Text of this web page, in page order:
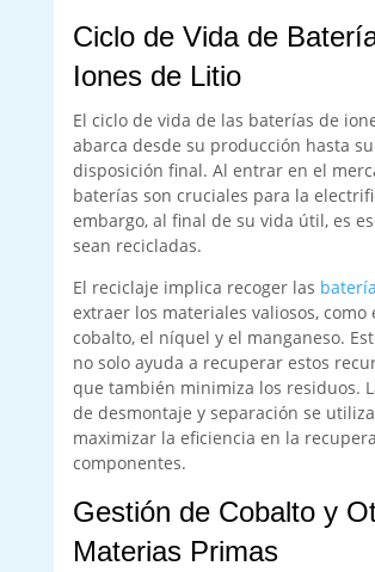
Ciclo de Vida de
Iones de Litio
El ciclo de vida de las baterías de
abarca desde su producción hasta su
disposición final. Al entrar en el
baterías son cruciales para la
embargo, al final de su vida útil, es
sean recicladas.
El reciclaje implica recoger las
extraer los materiales valiosos, como
cobalto, el níquel y el manganeso.
no solo ayuda a recuperar estos
que también minimiza los residuos.
de desmontaje y separación se
maximizar la eficiencia en la
componentes.
Gestión de Cobalto y
Materias Primas